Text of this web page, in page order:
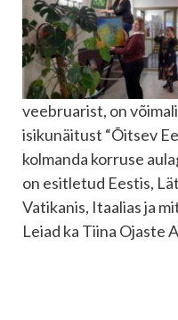
veebruarist, on
isikunäitust “Õitsev
kolmanda korruse
on esitletud Eestis,
Vatikanis, Itaalias ja
Leiad ka Tiina Ojaste